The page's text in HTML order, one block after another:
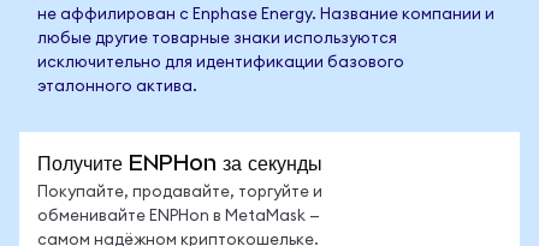
не аффилирован с Enphase Energy. Название компании и
любые другие товарные знаки используются
исключительно для идентификации базового
эталонного актива.
Получите ENPHon за секунды
Покупайте, продавайте, торгуйте и
обменивайте ENPHon в MetaMask —
самом надёжном криптокошельке.